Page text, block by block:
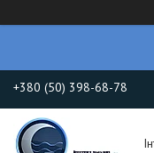
+380 (50) 398-68-78